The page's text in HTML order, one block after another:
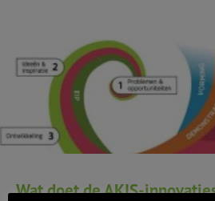
Wat doet de AKIS-